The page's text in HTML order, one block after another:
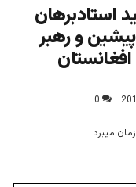
استادبرهان
و رهبر
0